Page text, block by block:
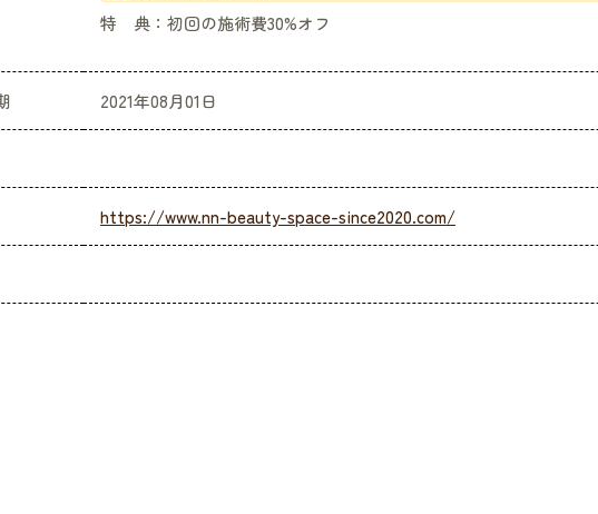
特 典： 初回の施術費30%オフ
2021年08月01日
https://www.nn-beauty-space-since2020.com/